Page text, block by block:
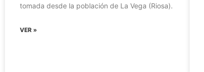
tomada desde la población de La Vega (Riosa).
VER »